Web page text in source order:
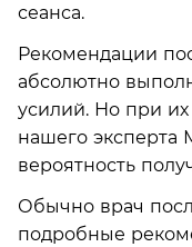
сеанса.
Рекомендации
абсолютно
усилий. Но при
нашего эксперта
вероятность
Обычно врач
подробные